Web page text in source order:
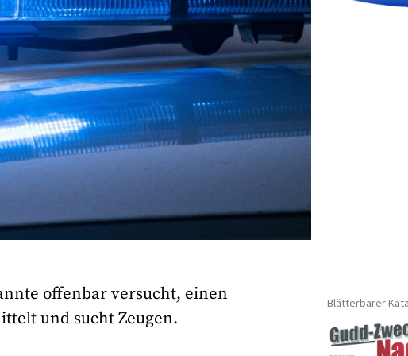
offenbar versucht, einen
und sucht Zeugen.
Blätterbarer